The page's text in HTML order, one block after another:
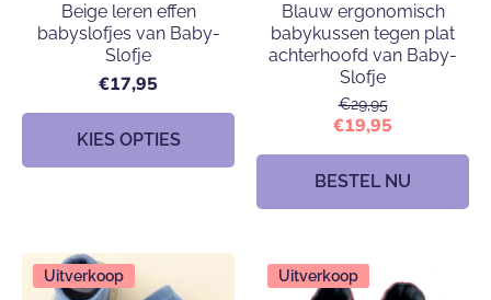
Beige leren effen
babyslofjes van Baby-
Slofje
€17,95
KIES OPTIES
Blauw ergonomisch
babykussen tegen plat
achterhoofd van Baby-
Slofje
€29,95
€19,95
BESTEL NU
Uitverkoop Uitverkoop